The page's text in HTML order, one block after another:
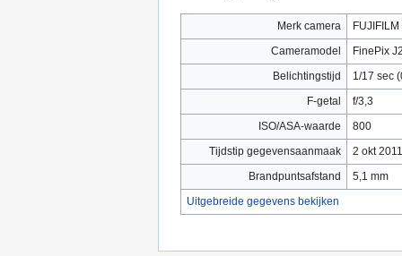
Merk camera
FUJIFILM
Cameramodel
FinePix
Belichtingstijd
1/17 sec
F-getal
f/3,3
ISO/ASA-waarde
800
Tijdstip gegevensaanmaak
2 okt
Brandpuntsafstand
5,1 mm
Uitgebreide gegevens bekijken